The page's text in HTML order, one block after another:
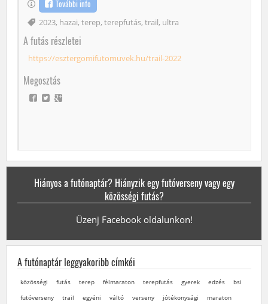
További info
Címke
2023, hazai, terep, terepfutás, trail, ultra
A futás részletei
https://esztergomifutomuvek.hu/trail-2022
Megosztás
Hiányos a futónaptár? Hiányzik egy futóverseny vagy egy
közösségi futás?
Üzenj Facebook oldalunkon!
A futónaptár leggyakoribb címkéi
közösségi futás terep félmaraton terepfutás gyerek edzés
bsi
futóverseny
trail egyéni váltó verseny jótékonysági
maraton